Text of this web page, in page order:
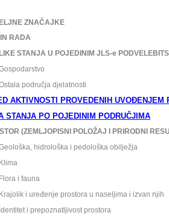
ZNAČAJKE
RADA
STANJA U POJEDINIM JLS-e
područja djelatnosti
AKTIVNOSTI PROVEDENIH UVOĐENJEM
STANJA PO POJEDINIM PODRUČJIMA
(ZEMLJOPISNI POLOŽAJ I PRIRODNI
hidrološka i pedološka obilježja
i fauna
i uređenje prostora u naseljima i izvan njih
i prepoznatljivost prostora